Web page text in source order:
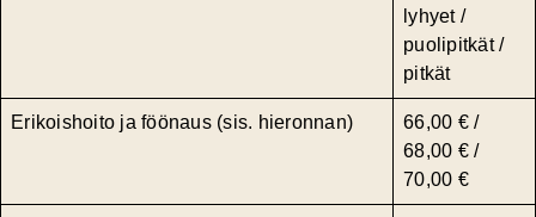
lyhyet /
puolipitkät /
pitkät
Erikoishoito ja föönaus (sis. hieronnan)
66,00 € /
68,00 € /
70,00 €